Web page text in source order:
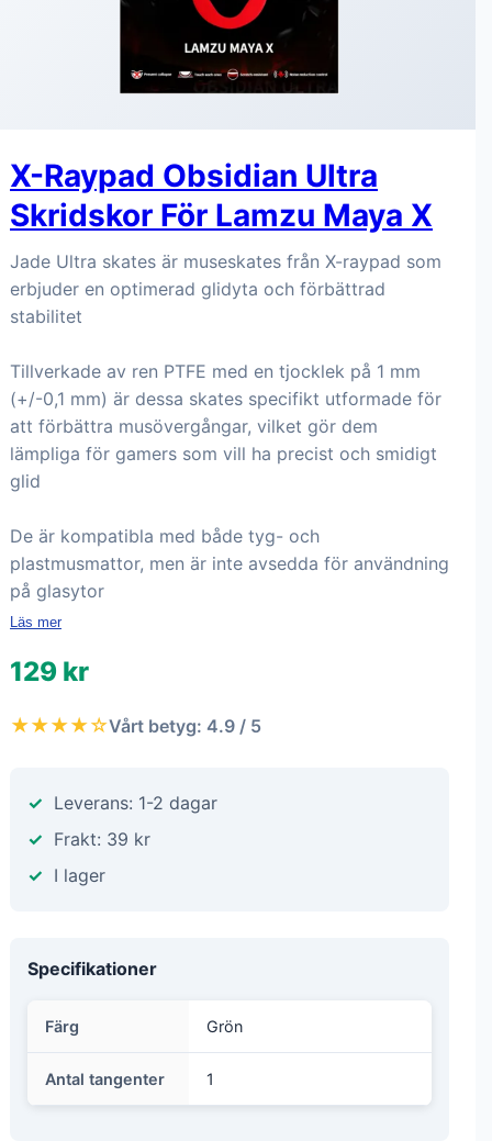
X-Raypad Obsidian Ultra
Skridskor För Lamzu Maya X
Jade Ultra skates är museskates från X-raypad som
erbjuder en optimerad glidyta och förbättrad
stabilitet
Tillverkade av ren PTFE med en tjocklek på 1 mm
(+/-0,1 mm) är dessa skates specifikt utformade för
att förbättra musövergångar, vilket gör dem
lämpliga för gamers som vill ha precist och smidigt
glid
De är kompatibla med både tyg- och
plastmusmattor, men är inte avsedda för användning
på glasytor
Läs mer
129 kr
★★★★☆Vårt betyg: 4.9 / 5
Leverans: 1-2 dagar
Frakt: 39 kr
I lager
Specifikationer
Färg Grön
Antal tangenter 1